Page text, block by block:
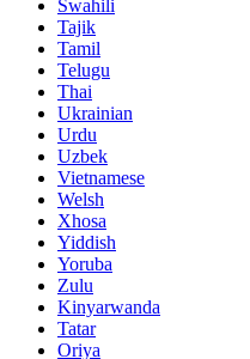
Swahili
Tajik
Tamil
Telugu
Thai
Ukrainian
Urdu
Uzbek
Vietnamese
Welsh
Xhosa
Yiddish
Yoruba
Zulu
Kinyarwanda
Tatar
Oriya